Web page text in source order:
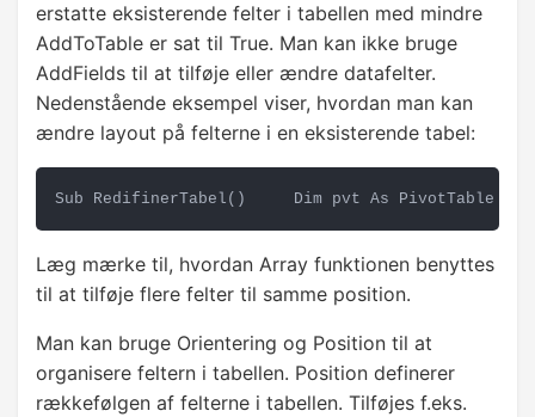
erstatte eksisterende felter i tabellen med mindre
AddToTable er sat til True. Man kan ikke bruge
AddFields til at tilføje eller ændre datafelter.
Nedenstående eksempel viser, hvordan man kan
ændre layout på felterne i en eksisterende tabel:
Sub RedifinerTabel()     Dim pvt As PivotTable
Læg mærke til, hvordan Array funktionen benyttes
til at tilføje flere felter til samme position.
Man kan bruge Orientering og Position til at
organisere feltern i tabellen. Position definerer
rækkefølgen af felterne i tabellen. Tilføjes f.eks.